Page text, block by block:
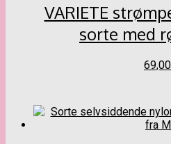
VARIETE
sorte med
69,00